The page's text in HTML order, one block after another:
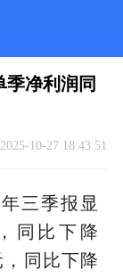
季净利润同
2025-10-27 18:43:51
三季报显
同比下降
，同比下降